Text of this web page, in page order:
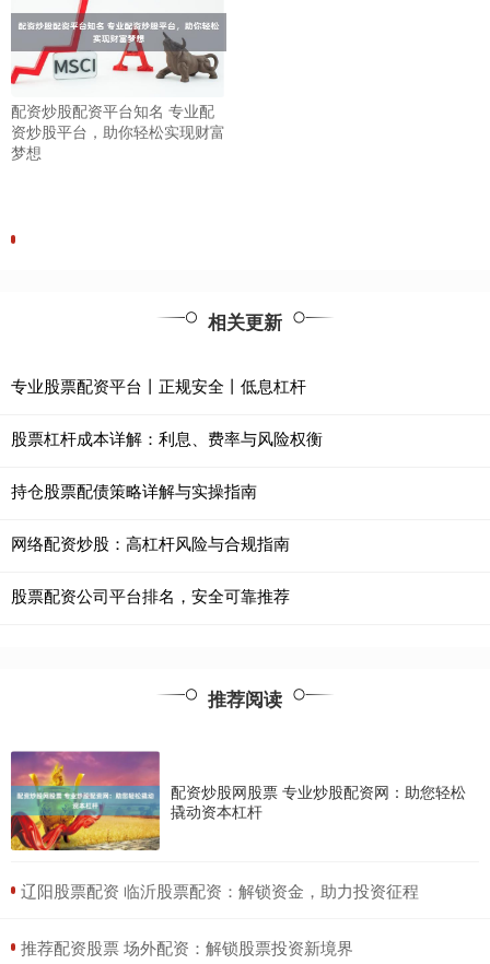
配资炒股配资平台知名 专业配
资炒股平台，助你轻松实现财富
梦想
相关更新
专业股票配资平台丨正规安全丨低息杠杆
股票杠杆成本详解：利息、费率与风险权衡
持仓股票配债策略详解与实操指南
网络配资炒股：高杠杆风险与合规指南
股票配资公司平台排名，安全可靠推荐
推荐阅读
配资炒股网股票 专业炒股配资网：助您轻松
撬动资本杠杆
​辽阳股票配资 临沂股票配资：解锁资金，助力投资征程
​推荐配资股票 场外配资：解锁股票投资新境界